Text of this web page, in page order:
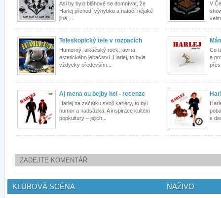
Asi by bylo bláhové se domnívat, že
Harlej přehodí výhybku a natočí nějaké
jiné,...
V
Teleskopický tele v rozpacích
Humorný, alkáčský rock, lavina
estetického jebačství. Harlej, to byla
vždycky především...
Co
a
Aj mena ou bejby hel - recenze
Harlej na začátku svojí kariéry, to byl
humor a nadsázka. A inspirace kultem
popkultury – jejich...
s
ZADEJTE KOMENTÁŘ
KLUBOVÁ SCÉNA NAŽIVO